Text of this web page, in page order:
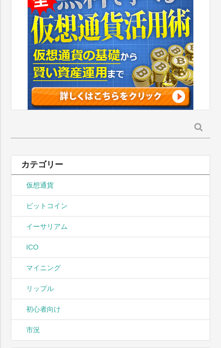
索:
カテゴリー
仮想通貨
ビットコイン
イーサリアム
ICO
マイニング
リップル
初心者向け
市況